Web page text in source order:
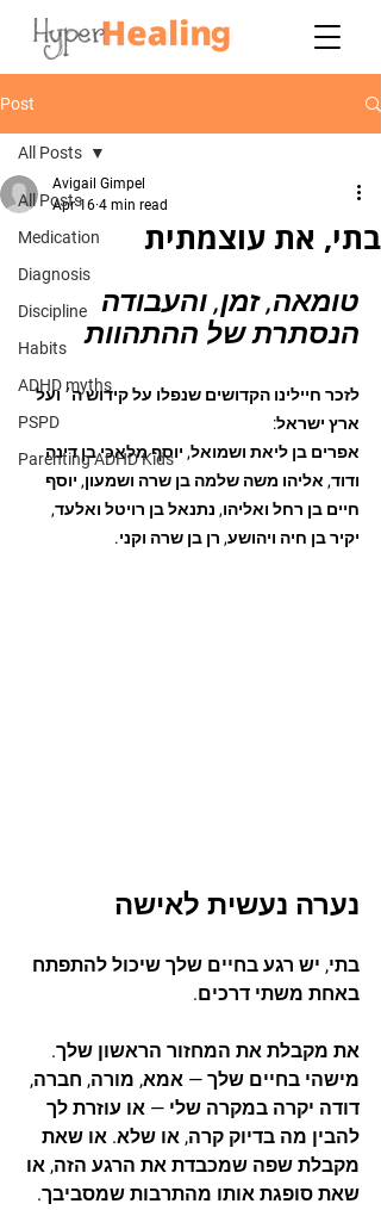
Post
All Posts
Medication
Diagnosis
Discipline
Habits
ADHD myths
PSPD
Parenting ADHD Kids
All Posts
בתי, את עוצמתית
Avigail Gimpel
Apr 16 4 min read
טומאה, זמן, והעבודה
הנסתרת של ההתהוות
לזכר חיילינו הקדושים שנפלו על קידוש ה׳ ועל
ארץ ישראל:
אפרים בן ליאת ושמואל, יוסף מלאכי בן דינה
ודוד, אליהו משה שלמה בן שרה ושמעון, יוסף
חיים בן רחל ואליהו, נתנאל בן רויטל ואלעד,
יקיר בן חיה ויהושע, רן בן שרה וקני.
נערה נעשית לאישה
בתי, יש רגע בחיים שלך שיכול להתפתח
באחת משתי דרכים.
את מקבלת את המחזור הראשון שלך.
מישהי בחיים שלך — אמא, מורה, חברה,
דודה יקרה במקרה שלי — או עוזרת לך
להבין מה בדיוק קרה, או שלא. או שאת
מקבלת שפה שמכבדת את הרגע הזה, או
שאת סופגת אותו מהתרבות שמסביבך.